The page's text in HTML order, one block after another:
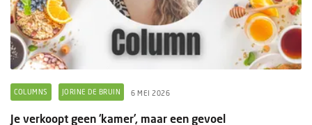
COLUMNS JORINE DE BRUIN 6 MEI 2026
Je verkoopt geen ‘kamer’, maar een gevoel